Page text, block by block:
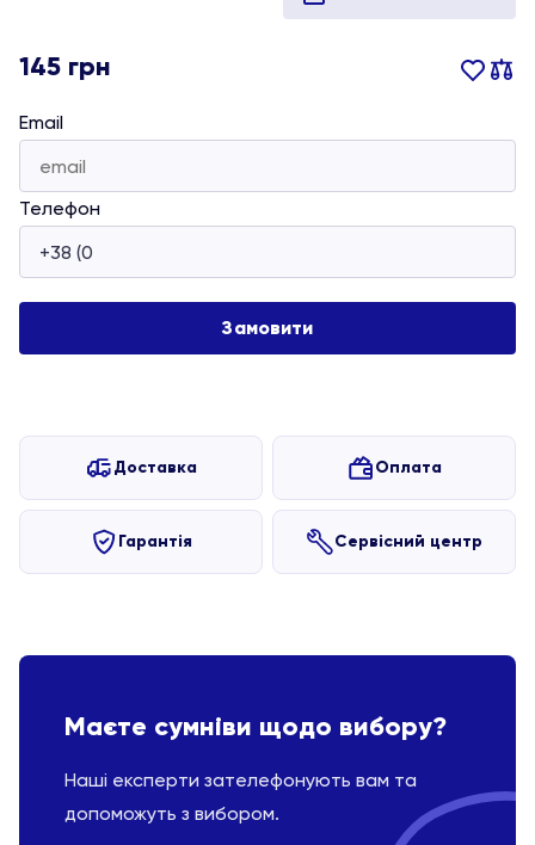
145 грн
Email
Телефон
Доставка Оплата
Гарантія Сервісний центр
Маєте сумніви щодо вибору?
Наші експерти зателефонують вам та
допоможуть з вибором.